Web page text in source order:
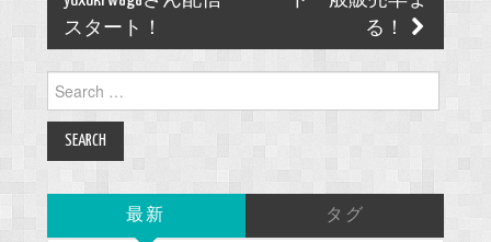
スタート！
る！
Search
for:
最新 タグ